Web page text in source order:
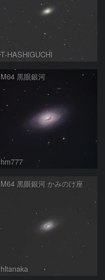
T-HASHIGUCHI
M64 黒眼銀河
hm777
M64 黒眼銀河 かみのけ座
hltanaka